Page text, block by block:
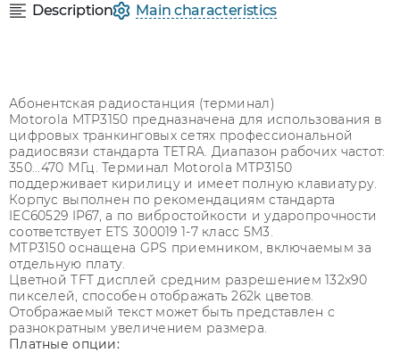
Description Main characteristics
Абонентская радиостанция (терминал)
Motorola MTP3150 предназначена для использования в
цифровых транкинговых сетях профессиональной
радиосвязи стандарта TETRA. Диапазон рабочих частот:
350...470 МГц. Терминал Motorola MTP3150
поддерживает кирилицу и имеет полную клавиатуру.
Корпус выполнен по рекомендациям стандарта
IEC60529 IP67, а по вибростойкости и ударопрочности
соответствует ETS 300019 1-7 класс 5M3.
MTP3150 оснащена GPS приемником, включаемым за
отдельную плату.
Цветной TFT дисплей средним разрешением 132х90
пикселей, способен отображать 262k цветов.
Отображаемый текст может быть представлен с
разнократным увеличением размера.
Платные опции: